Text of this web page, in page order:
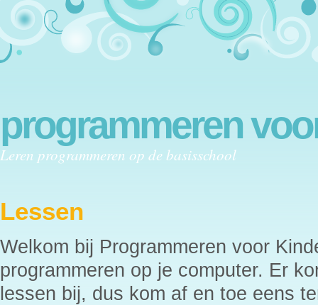
programmeren
Leren programmeren op de basisschool
Lessen
Welkom bij Programmeren voor
programmeren op je computer. Er
lessen bij, dus kom af en toe eens